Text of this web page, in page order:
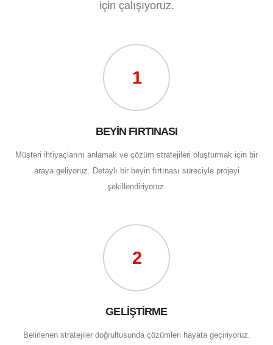
için çalışıyoruz.
1
BEYİN FIRTINASI
Müşteri ihtiyaçlarını anlamak ve çözüm stratejileri oluşturmak için bir
araya geliyoruz. Detaylı bir beyin fırtınası süreciyle projeyi
şekillendiriyoruz.
2
GELİŞTİRME
Belirlenen stratejiler doğrultusunda çözümleri hayata geçiriyoruz.